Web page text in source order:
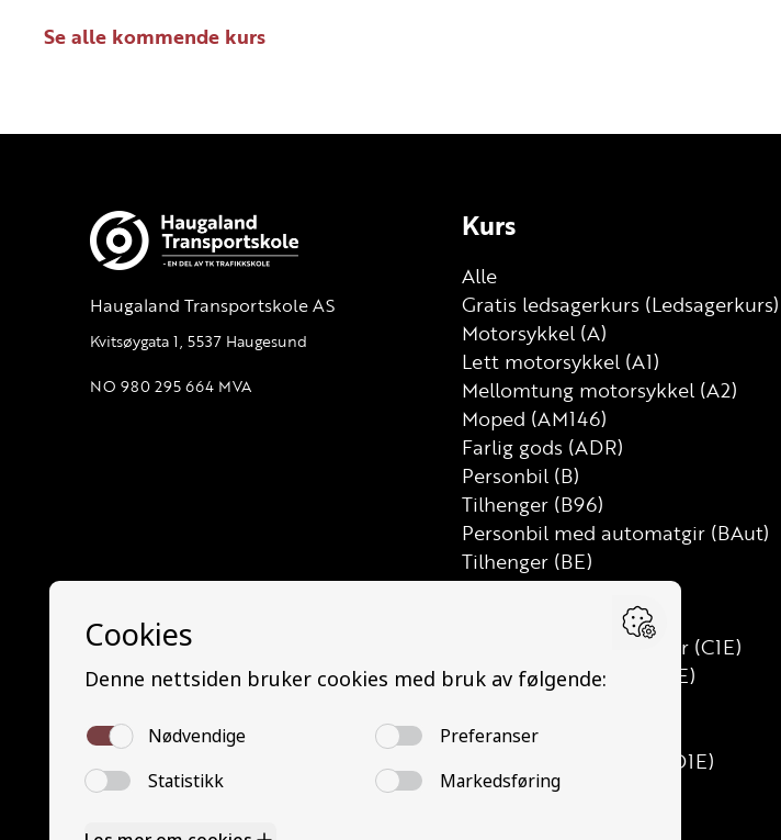
Se alle kommende kurs
Haugaland Transportskole AS
Kvitsøygata 1, 5537 Haugesund
NO 980 295 664 MVA
Kurs
Alle
Gratis ledsagerkurs (Ledsagerkurs)
Motorsykkel (A)
Lett motorsykkel (A1)
Mellomtung motorsykkel (A2)
Moped (AM146)
Farlig gods (ADR)
Personbil (B)
Tilhenger (B96)
Personbil med automatgir (BAut)
Tilhenger (BE)
Lastebil (C)
Lett lastebil med henger (C1E)
Lastebil med henger (CE)
Minibuss (D1)
Minibuss med henger (D1E)
Buss med henger (DE)